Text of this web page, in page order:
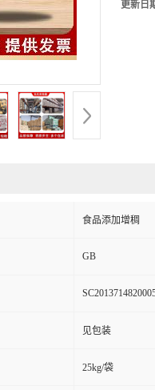
更新日
食品添加增稠
GB
见包装
25kg/袋